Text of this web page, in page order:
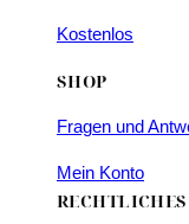
Kostenlos
SHOP
Fragen und
Mein Konto
RECHTLICHES